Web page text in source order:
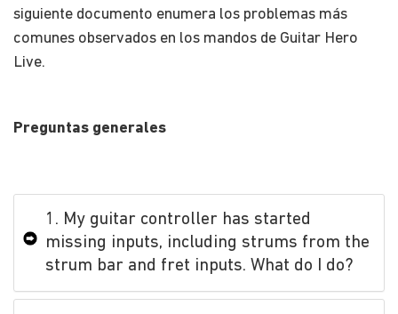
siguiente documento enumera los problemas más
comunes observados en los mandos de Guitar Hero
Live.
Preguntas generales
1. My guitar controller has started
missing inputs, including strums from the
strum bar and fret inputs. What do I do?